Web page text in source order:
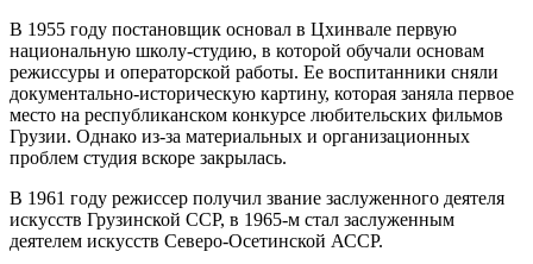
В 1955 году постановщик основал в Цхинвале первую
национальную школу-студию, в которой обучали основам
режиссуры и операторской работы. Ее воспитанники сняли
документально-историческую картину, которая заняла первое
место на республиканском конкурсе любительских фильмов
Грузии. Однако из-за материальных и организационных
проблем студия вскоре закрылась.
В 1961 году режиссер получил звание заслуженного деятеля
искусств Грузинской ССР, в 1965-м стал заслуженным
деятелем искусств Северо-Осетинской АССР.